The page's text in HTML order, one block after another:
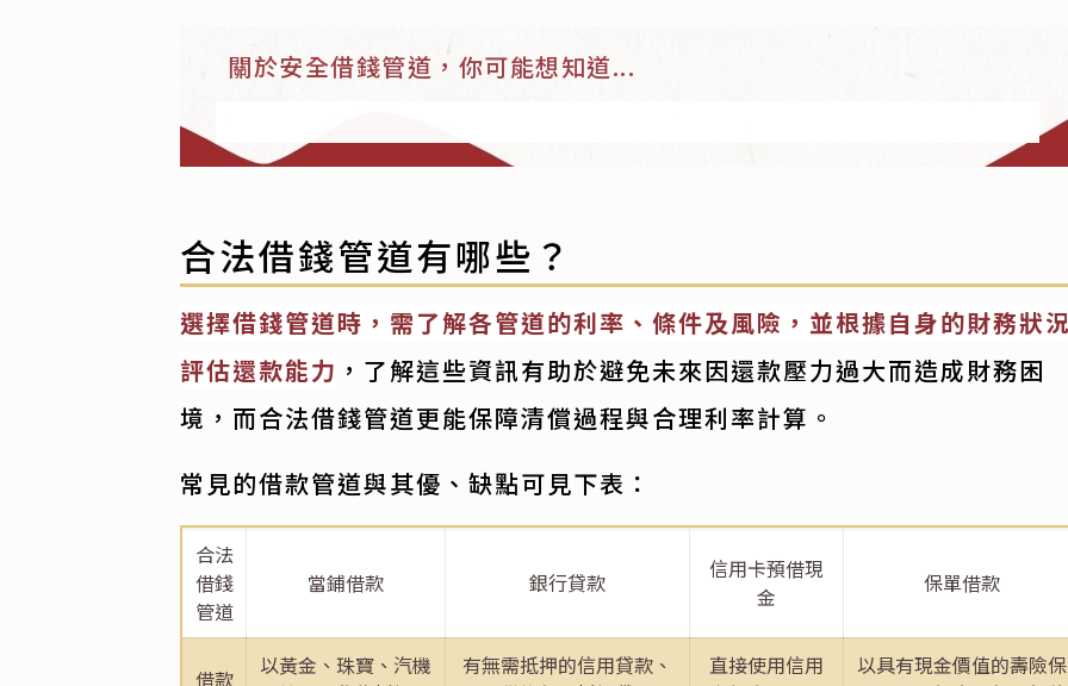
關於安全借錢管道，你可能想知道...
合法借錢管道有哪些？
選擇借錢管道時，需了解各管道的利率、條件及風險，並根據自身的財務狀
評估還款能力 ，了解這些資訊有助於避免未來因還款壓力過大而造成財務困
境，而合法借錢管道更能保障清償過程與合理利率計算。
常見的借款管道與其優、缺點可見下表：
合法
借錢
管道
當鋪借款 銀行貸款
信用卡預借現
金
保單借款
借款
以黃金、珠寶、汽機
有無需抵押的信用貸款、
直接使用信用
以具有現金價值的壽險保